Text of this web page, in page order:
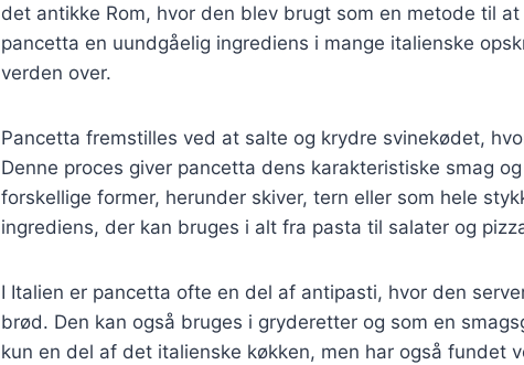
det antikke Rom, hvor den blev brugt som en metode til
pancetta en uundgåelig ingrediens i mange italienske
verden over.
Pancetta fremstilles ved at salte og krydre svinekødet,
Denne proces giver pancetta dens karakteristiske smag
forskellige former, herunder skiver, tern eller som hele
ingrediens, der kan bruges i alt fra pasta til salater og
I Italien er pancetta ofte en del af antipasti, hvor den
brød. Den kan også bruges i gryderetter og som en
kun en del af det italienske køkken, men har også fundet